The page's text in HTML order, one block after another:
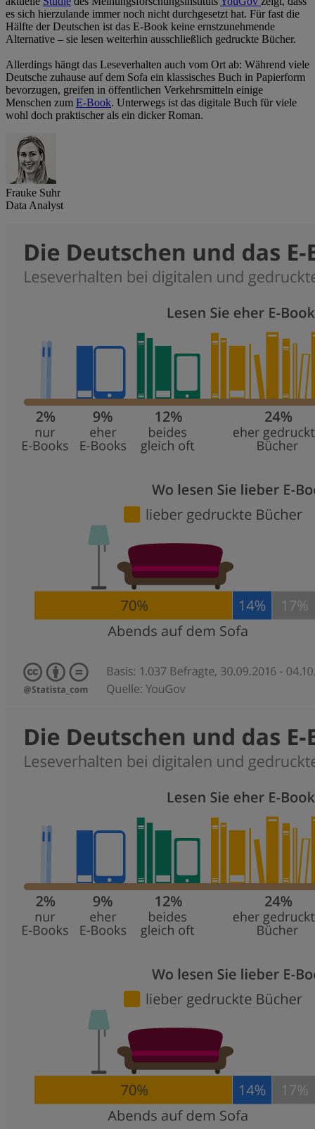
es sich hierzulande immer noch nicht durchgesetzt hat. Für fast die
Hälfte der Deutschen ist das E-Book keine ernstzunehmende
Alternative – sie lesen weiterhin ausschließlich gedruckte Bücher.
Allerdings hängt das Leseverhalten auch vom Ort ab: Während viele
Deutsche zuhause auf dem Sofa ein klassisches Buch in Papierform
bevorzugen, greifen in öffentlichen Verkehrsmitteln einige
Menschen zum E-Book. Unterwegs ist das digitale Buch für viele
wohl doch praktischer als ein dicker Roman.
Frauke Suhr
Data Analyst